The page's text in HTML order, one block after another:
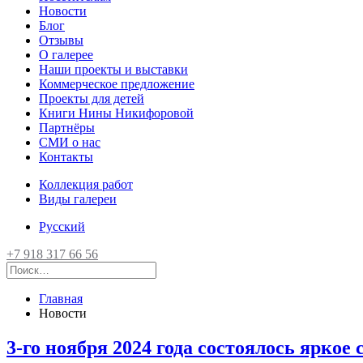
Новости
Блог
Отзывы
О галерее
Наши проекты и выставки
Коммерческое предложение
Проекты для детей
Книги Нины Никифоровой
Партнёры
СМИ о нас
Контакты
Коллекция работ
Виды галереи
Русский
+7 918 317 66 56
Главная
Новости
3-го ноября 2024 года состоялось яркое